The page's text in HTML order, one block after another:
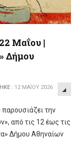
Μαΐου |
Δήμου
: 12 ΜΑΪ́ΟΥ 2026
την
από τις 12 έως τις
Δήμου Αθηναίων